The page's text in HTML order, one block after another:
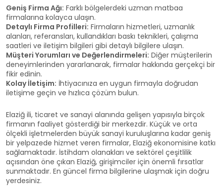
Geniş Firma Ağı: Farklı bölgelerdeki uzman matbaa
firmalarına kolayca ulaşın.
Detaylı Firma Profilleri: Firmaların hizmetleri, uzmanlık
alanları, referansları, kullandıkları baskı teknikleri, çalışma
saatleri ve iletişim bilgileri gibi detaylı bilgilere ulaşın.
Müşteri Yorumları ve Değerlendirmeleri: Diğer müşterilerin
deneyimlerinden yararlanarak, firmalar hakkında gerçekçi bir
fikir edinin.
Kolay İletişim: İhtiyacınıza en uygun firmayla doğrudan
iletişime geçin ve hızlıca çözüm bulun.
Elaziğ ili, ticaret ve sanayi alanında gelişen yapısıyla birçok
firmanın faaliyet gösterdiği bir merkezdir. Küçük ve orta
ölçekli işletmelerden büyük sanayi kuruluşlarına kadar geniş
bir yelpazede hizmet veren firmalar, Elaziğ ekonomisine katkı
sağlamaktadır. İstihdam olanakları ve sektörel çeşitlilik
açısından öne çıkan Elaziğ, girişimciler için önemli fırsatlar
sunmaktadır. En güncel firma bilgilerine ulaşmak için doğru
yerdesiniz.